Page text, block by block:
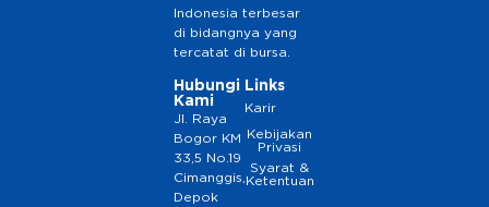
Indonesia terbesar
di bidangnya yang
tercatat di bursa.
Hubungi
Kami
Jl. Raya
Bogor KM
33,5 No.19
Cimanggis,
Depok
Links
Karir
Kebijakan
Privasi
Syarat &
Ketentuan